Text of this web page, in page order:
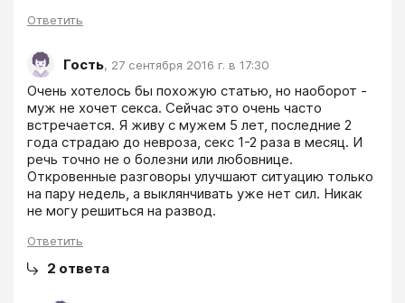
Ответить
Гость, 27 сентября 2016 г. в 17:30
Очень хотелось бы похожую статью, но наоборот -
муж не хочет секса. Сейчас это очень часто
встречается. Я живу с мужем 5 лет, последние 2
года страдаю до невроза, секс 1-2 раза в месяц. И
речь точно не о болезни или любовнице.
Откровенные разговоры улучшают ситуацию только
на пару недель, а выклянчивать уже нет сил. Никак
не могу решиться на развод.
Ответить
2 ответа